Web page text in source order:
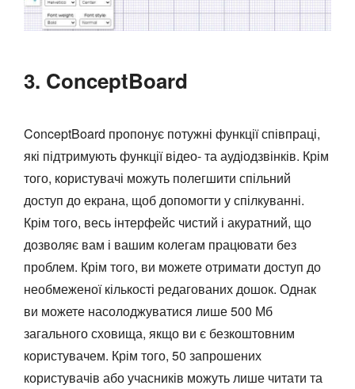
3. ConceptBoard
ConceptBoard пропонує потужні функції співпраці,
які підтримують функції відео- та аудіодзвінків. Крім
того, користувачі можуть полегшити спільний
доступ до екрана, щоб допомогти у спілкуванні.
Крім того, весь інтерфейс чистий і акуратний, що
дозволяє вам і вашим колегам працювати без
проблем. Крім того, ви можете отримати доступ до
необмеженої кількості редагованих дошок. Однак
ви можете насолоджуватися лише 500 Мб
загального сховища, якщо ви є безкоштовним
користувачем. Крім того, 50 запрошених
користувачів або учасників можуть лише читати та